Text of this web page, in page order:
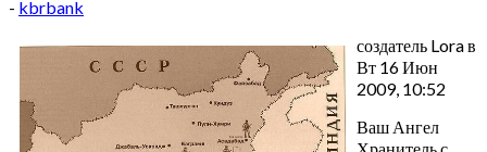
- kbrbank
создатель Lora в
Вт 16 Июн
2009, 10:52
Ваш Ангел